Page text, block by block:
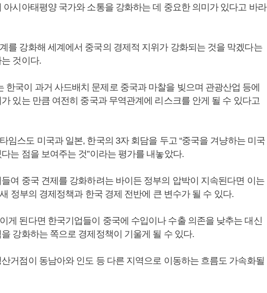
아시아태평양 국가와 소통을 강화하는 데 중요한 의미가 있다고 바라
를 강화해 세계에서 중국의 경제적 지위가 강화되는 것을 막겠다는
것이다.
한국이 과거 사드배치 문제로 중국과 마찰을 빚으며 관광산업 등에
있는 만큼 여전히 중국과 무역관계에 리스크를 안게 될 수 있다고
임스도 미국과 일본, 한국의 3자 회담을 두고 “중국을 겨냥하는 미국
는 점을 보여주는 것”이라는 평가를 내놓았다.
여 중국 견제를 강화하려는 바이든 정부의 압박이 지속된다면 이는
정부의 경제정책과 한국 경제 전반에 큰 변수가 될 수 있다.
게 된다면 한국기업들이 중국에 수입이나 수출 의존을 낮추는 대신
강화하는 쪽으로 경제정책이 기울게 될 수 있다.
거점이 동남아와 인도 등 다른 지역으로 이동하는 흐름도 가속화될